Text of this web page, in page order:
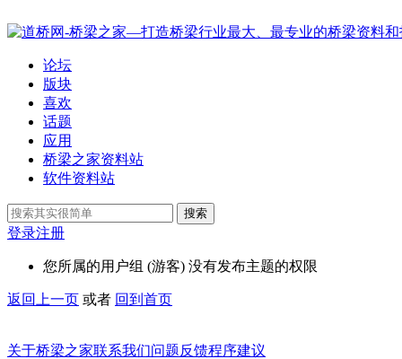
论坛
版块
喜欢
话题
应用
桥梁之家资料站
软件资料站
搜索
登录注册
您所属的用户组 (游客) 没有发布主题的权限
返回上一页 或者 回到首页
关于桥梁之家联系我们问题反馈程序建议